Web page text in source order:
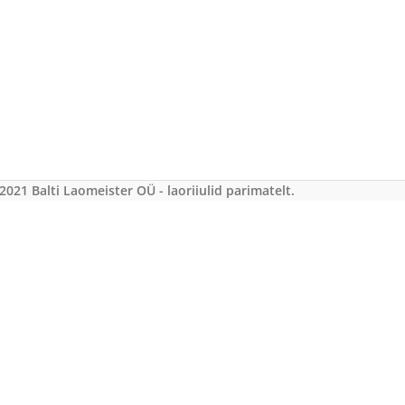
Balti Laomeister OÜ - laoriiulid parimatelt.